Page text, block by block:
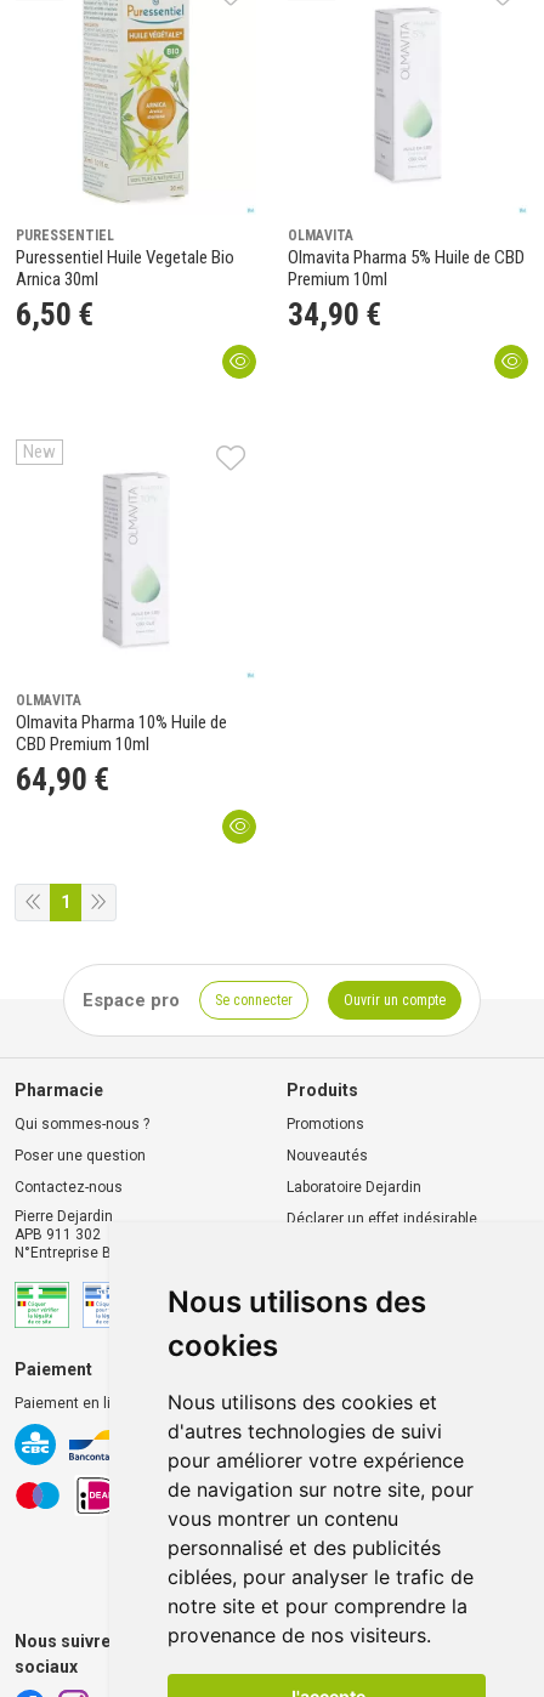
Nous utilisons des
cookies
Nous utilisons des cookies et
d'autres technologies de suivi
pour améliorer votre expérience
de navigation sur notre site, pour
vous montrer un contenu
personnalisé et des publicités
ciblées, pour analyser le trafic de
notre site et pour comprendre la
provenance de nos visiteurs.
PURESSENTIEL
Puressentiel Huile Vegetale Bio
Arnica 30ml
6,50 €
OLMAVITA
Olmavita Pharma 5% Huile de CBD
Premium 10ml
34,90 €
New
OLMAVITA
Olmavita Pharma 10% Huile de
CBD Premium 10ml
64,90 €
1
Espace pro Se connecter Ouvrir un compte
Pharmacie
Qui sommes-nous ?
Poser une question
Contactez-nous
Pierre Dejardin
APB 911 302
N°Entreprise BE0446.901.764
Produits
Promotions
Nouveautés
Laboratoire Dejardin
Déclarer un effet indésirable
Paiement
Paiement en ligne 100% sécurisé
Livraison chez vous
Livraison dans un Point
d’enlèvement
Retrait dans la pharmacie
Retrait en casiers extérieurs
Nous suivre sur les réseaux
sociaux